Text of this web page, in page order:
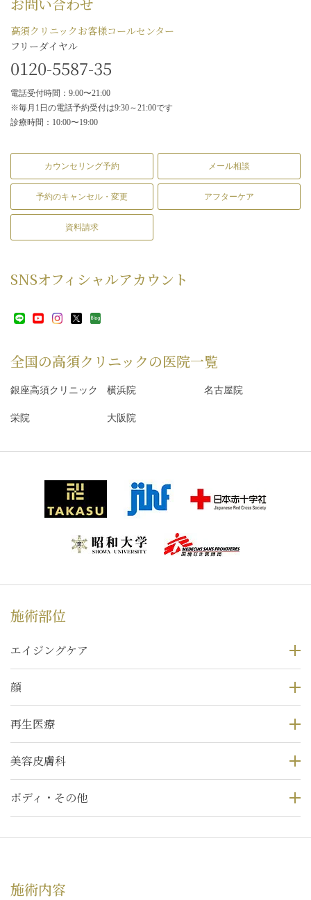
高須クリニックお客様コールセンター
フリーダイヤル
0120-5587-35
電話受付時間：9:00〜21:00
※毎月1日の電話予約受付は9:30～21:00です
診療時間：10:00〜19:00
カウンセリング予約 メール相談
予約のキャンセル・変更 アフターケア
資料請求
SNSオフィシャルアカウント
全国の高須クリニックの医院一覧
銀座高須クリニック 横浜院 名古屋院
栄院 大阪院
施術部位
エイジングケア
顔
再生医療
美容皮膚科
ボディ・その他
施術内容